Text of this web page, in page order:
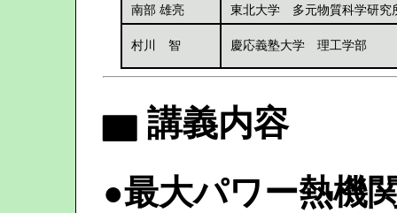
南部 雄亮 東北大学 多元物質科学研究
村川 智 慶応義塾大学 理工学部
▆ 講義内容
●最大パワー熱機